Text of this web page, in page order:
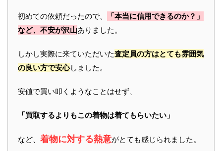
初めての依頼だったので、
「本当に信用できるのか？」
など、不安が沢山ありました。
しかし実際に来ていただいた査定員の方はとても雰囲気
の良い方で安心しました。
安値で買い叩くようなことはせず、
「買取するよりもこの着物は着てもらいたい」
など、 着物に対する熱意がとても感じられました。